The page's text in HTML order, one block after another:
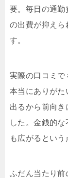
要。毎日の通勤
の出費が抑えら
す。
実際の口コミで
本当にありがた
出るから前向き
した。金銭的
も広がるという
ふだん当たり前